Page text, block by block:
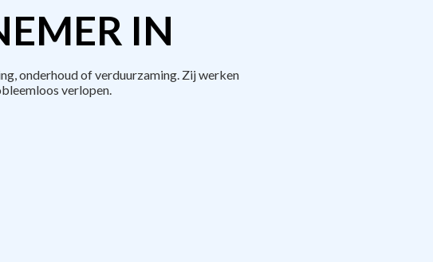
IN
onderhoud of verduurzaming. Zij werken
verlopen.